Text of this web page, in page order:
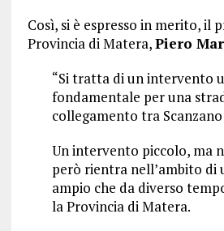
Così, si è espresso in merito, il
Provincia di Matera,Piero
“Si tratta di un intervento
fondamentale per una
collegamento tra
Un intervento piccolo, ma
però rientra nell’ambito di
ampio che da diverso
la Provincia di Matera.